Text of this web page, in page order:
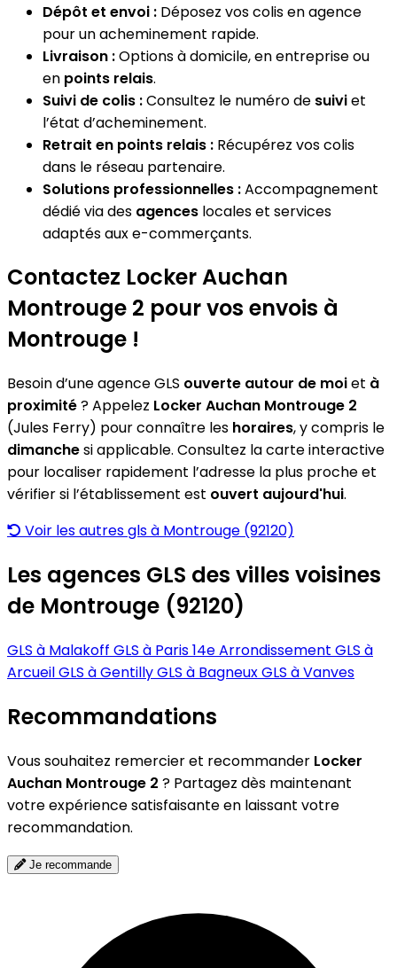
Dépôt et envoi : Déposez vos colis en agence
pour un acheminement rapide.
Livraison :Options à domicile, en entreprise ou
en points relais.
Suivi de colis :Consultez le numéro de suiviet
l’état d’acheminement.
Retrait en points relais : Récupérez vos colis
dans le réseau partenaire.
Solutions professionnelles :Accompagnement
dédié via des agences locales et services
adaptés aux e-commerçants.
Contactez Locker Auchan
Montrouge 2 pour vos envois à
Montrouge !
Besoin d’une agence GLS ouverte autour de moiet à
proximité? Appelez Locker Auchan Montrouge 2
(Jules Ferry) pour connaître les horaires, y compris le
dimanchesi applicable. Consultez la carte interactive
pour localiser rapidement l’adresse la plus proche et
vérifier si l’établissement est ouvert aujourd'hui.
Voir les autres gls à Montrouge (92120)
Les agences GLS des villes voisines
de Montrouge (92120)
GLS à Malakoff GLS à Paris 14e Arrondissement GLS à
ArcueilGLS à GentillyGLS à BagneuxGLS à Vanves
Recommandations
Vous souhaitez remercier et recommander Locker
Auchan Montrouge 2 ? Partagez dès maintenant
votre expérience satisfaisante en laissant votre
recommandation.
Je recommande